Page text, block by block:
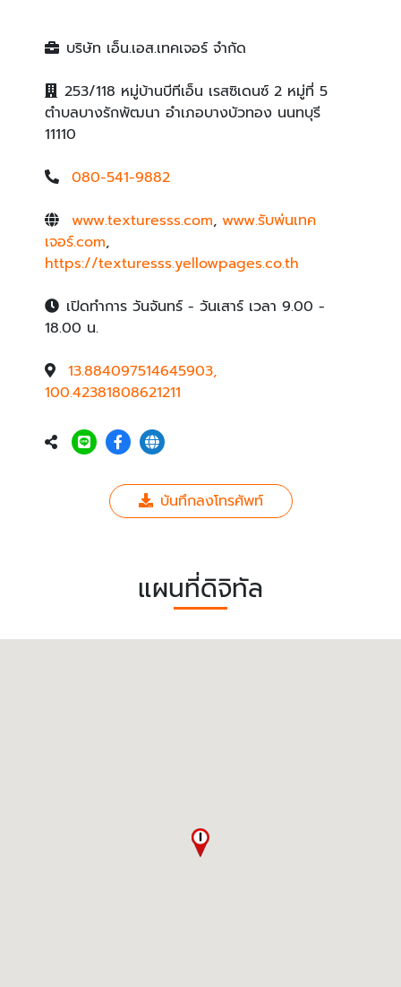
บริษัท เอ็น.เอส.เทคเจอร์ จำกัด
253/118 หมู่บ้านบีทีเอ็น เรสซิเดนซ์ 2 หมู่ที่ 5
ตำบลบางรักพัฒนา อำเภอบางบัวทอง นนทบุรี
11110
080-541-9882
www.texturesss.com, www.รับพ่นเทค
เจอร์.com,
https://texturesss.yellowpages.co.th
เปิดทำการ วันจันทร์ - วันเสาร์ เวลา 9.00 -
18.00 น.
13.884097514645903,
100.42381808621211
บันทึกลงโทรศัพท์
แผนที่ดิจิทัล